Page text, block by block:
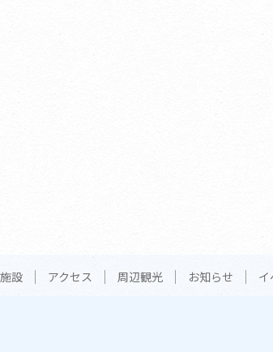
設 アクセス 周辺観光 お知らせ イ